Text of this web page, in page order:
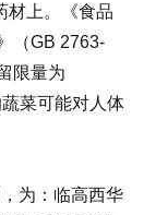
材上。《食品
（GB 2763-
限量为
菜可能对人体
为：临高西华